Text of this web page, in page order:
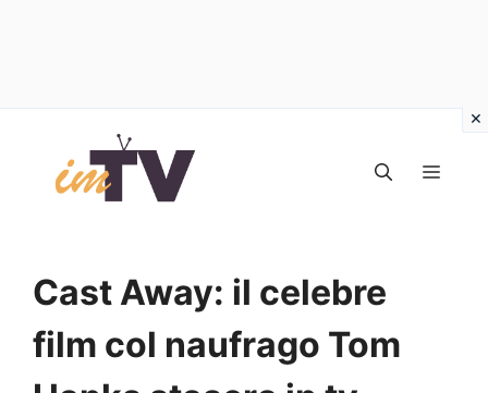
contenuto
Cast Away: il celebre
film col naufrago Tom